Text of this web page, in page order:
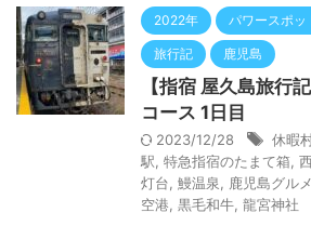
2022年 パワースポッ
旅行記 鹿児島
【指宿 屋久島旅行
コース 1日目
2023/12/28 休暇
駅 特急指宿のたまて箱
灯台 鰻温泉 鹿児島グルメ
空港 黒毛和牛 龍宮神社